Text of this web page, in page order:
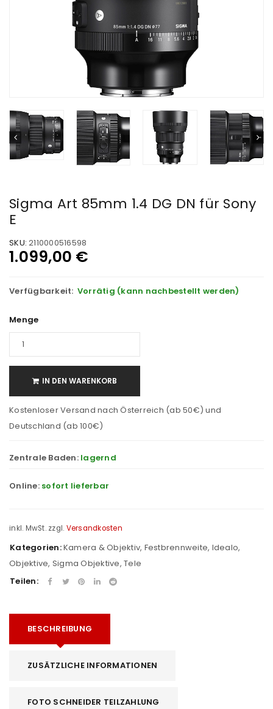
Sigma Art 85mm 1.4 DG DN für Sony
E
SKU: 2110000516598
1.099,00 €
Verfügbarkeit: Vorrätig (kann nachbestellt werden)
Menge
IN DEN WARENKORB
Kostenloser Versand nach Österreich (ab 50€) und
Deutschland (ab 100€)
Zentrale Baden: lagernd
Online: sofort lieferbar
inkl. MwSt. zzgl. Versandkosten
Kategorien:Kamera & Objektiv, Festbrennweite, Idealo,
Objektive, Sigma Objektive, Tele
Teilen:
BESCHREIBUNG
ZUSÄTZLICHE INFORMATIONEN
FOTO SCHNEIDER TEILZAHLUNG